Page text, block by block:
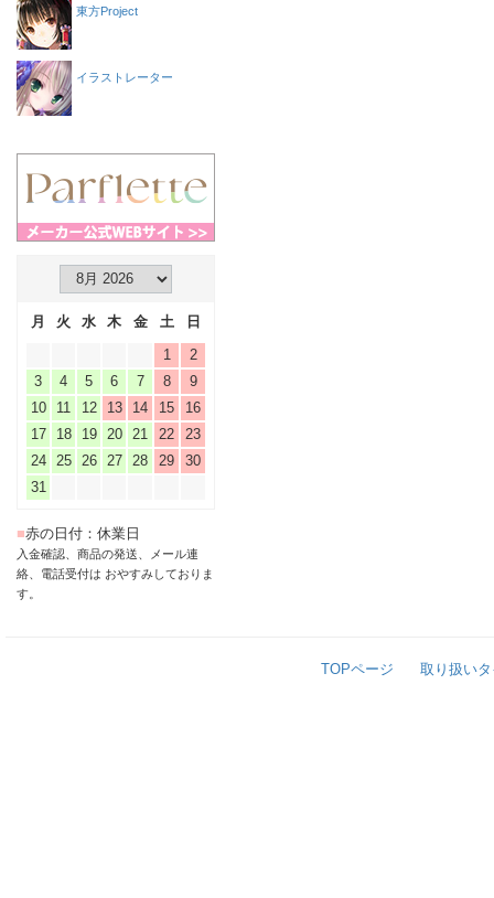
東方Project
イラストレーター
月 火 水 木 金 土
日
1
2
3
4 5 6 7 8
9
10
11 12 13 14 15
16
17
18 19 20 21 22
23
24
25 26 27 28 29
30
31
■赤の日付：休業日
入金確認、商品の発送、メール連
絡、電話受付は おやすみしておりま
す。
TOPページ 取り扱い